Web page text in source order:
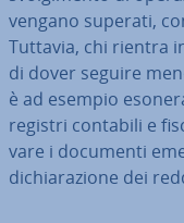
vengano superati,
Tuttavia, chi rientra
di dover seguire
è ad esempio
registri contabili e
va­re i documenti
di­chia­ra­zio­ne dei